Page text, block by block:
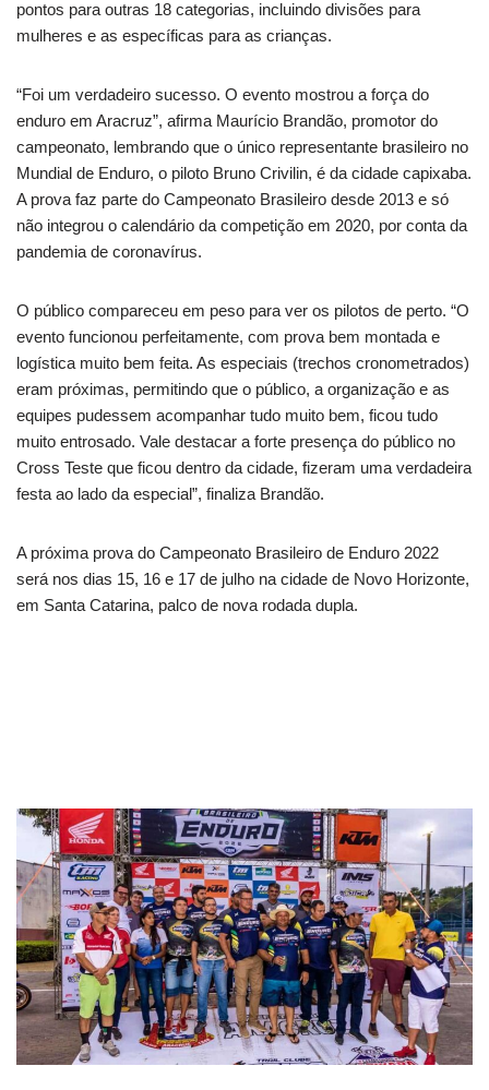
pontos para outras 18 categorias, incluindo divisões para
mulheres e as específicas para as crianças.
“Foi um verdadeiro sucesso. O evento mostrou a força do
enduro em Aracruz”, afirma Maurício Brandão, promotor do
campeonato, lembrando que o único representante brasileiro no
Mundial de Enduro, o piloto Bruno Crivilin, é da cidade capixaba.
A prova faz parte do Campeonato Brasileiro desde 2013 e só
não integrou o calendário da competição em 2020, por conta da
pandemia de coronavírus.
O público compareceu em peso para ver os pilotos de perto. “O
evento funcionou perfeitamente, com prova bem montada e
logística muito bem feita. As especiais (trechos cronometrados)
eram próximas, permitindo que o público, a organização e as
equipes pudessem acompanhar tudo muito bem, ficou tudo
muito entrosado. Vale destacar a forte presença do público no
Cross Teste que ficou dentro da cidade, fizeram uma verdadeira
festa ao lado da especial”, finaliza Brandão.
A próxima prova do Campeonato Brasileiro de Enduro 2022
será nos dias 15, 16 e 17 de julho na cidade de Novo Horizonte,
em Santa Catarina, palco de nova rodada dupla.